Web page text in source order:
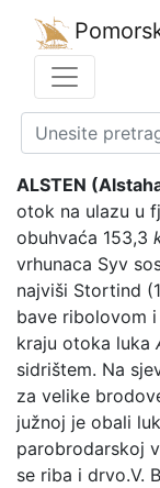
ALSTEN
otok na ulazu u
obuhvaća 153,3
vrhunaca Syv
najviši Stortind
bave ribolovom
kraju otoka luka
sidrištem. Na
za velike
južnoj je obali
parobrodarskoj
se riba i drvo.V.